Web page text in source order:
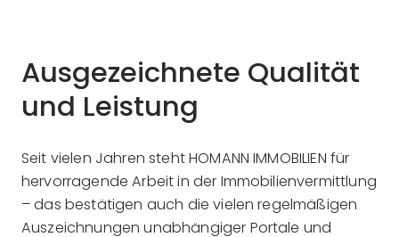
Ausgezeichnete Qualität
und Leistung
Seit vielen Jahren steht HOMANN IMMOBILIEN für
hervorragende Arbeit in der Immobilienvermittlung
– das bestätigen auch die vielen regelmäßigen
Auszeichnungen unabhängiger Portale und